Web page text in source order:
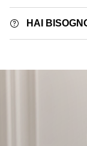
HAI